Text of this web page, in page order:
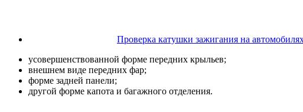
Проверка катушки зажигания на
усовершенствованной форме передних крыльев;
внешнем виде передних фар;
форме задней панели;
другой форме капота и багажного отделения.